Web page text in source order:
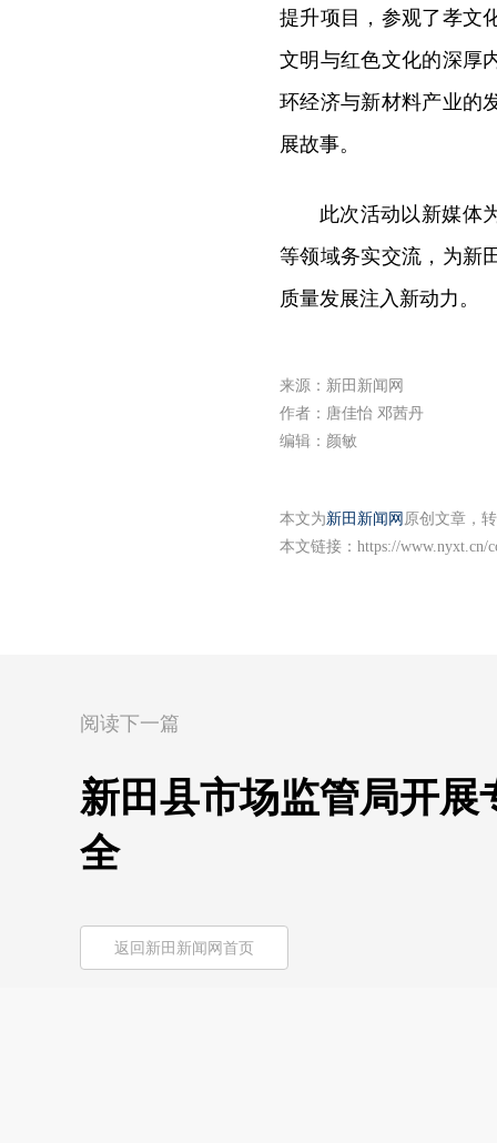
提升项目，参观了孝文
文明与红色文化的深厚
环经济与新材料产业的
展故事。
此次活动以新媒体
等领域务实交流，为新
质量发展注入新动力。
来源：新田新闻网
作者：唐佳怡 邓茜丹
编辑：颜敏
本文为新田新闻网 原创文章，
本文链接： https://www.nyxt.cn/
阅读下一篇
新田县市场监管局开展
全
返回新田新闻网首页